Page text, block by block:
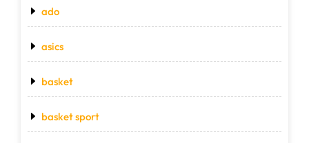
ado
asics
basket
basket sport